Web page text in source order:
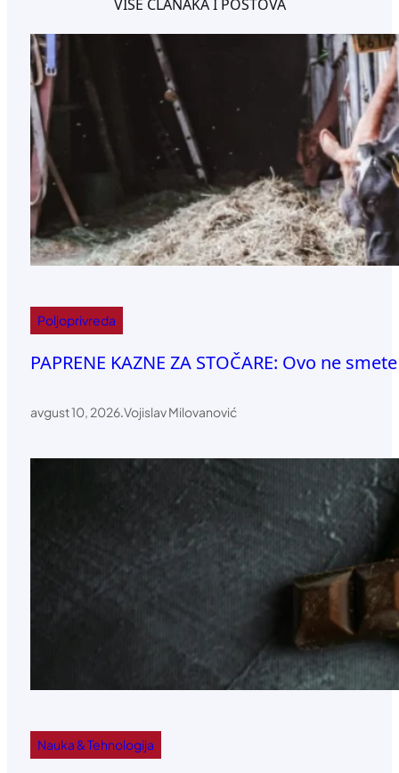
VIŠE ČLANAKA I POSTOVA
Poljoprivreda
PAPRENE KAZNE ZA STOČARE: Ovo ne
avgust 10, 2026.Vojislav Milovanović
Nauka & Tehnologija